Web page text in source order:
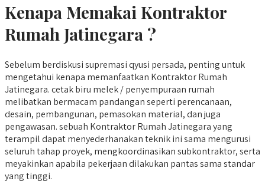
Kenapa Memakai Kontraktor
Rumah Jatinegara ?
Sebelum berdiskusi supremasi qyusi persada, penting untuk
mengetahui kenapa memanfaatkan Kontraktor Rumah
Jatinegara. cetak biru melek / penyempuraan rumah
melibatkan bermacam pandangan seperti perencanaan,
desain, pembangunan, pemasokan material, dan juga
pengawasan. sebuah Kontraktor Rumah Jatinegara yang
terampil dapat menyederhanakan teknik ini sama mengurusi
seluruh tahap proyek, mengkoordinasikan subkontraktor, serta
meyakinkan apabila pekerjaan dilakukan pantas sama standar
yang tinggi.